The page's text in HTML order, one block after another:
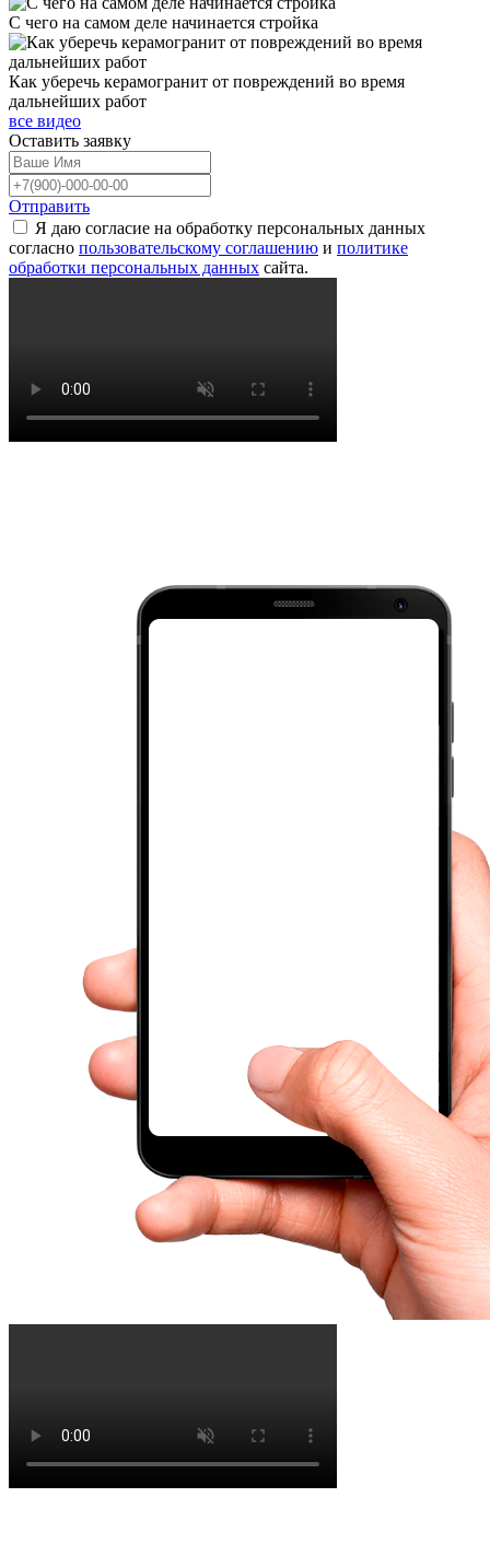
С чего на самом деле начинается стройка
Как уберечь керамогранит от повреждений во время
дальнейших работ
все видео
Оставить заявку
Отправить
Я даю согласие на обработку персональных данных
согласно пользовательскому соглашению и политике
обработки персональных данных сайта.